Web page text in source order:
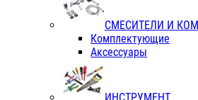
СМЕСИТЕЛИ И
Комплектующие
Аксессуары